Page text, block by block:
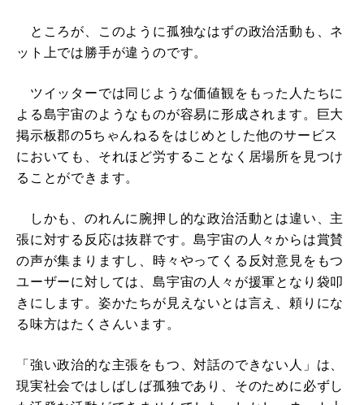
ところが、このように孤独なはずの政治活動も、ネ
ット上では勝手が違うのです。
ツイッターでは同じような価値観をもった人たちに
よる島宇宙のようなものが容易に形成されます。巨大
掲示板郡の5ちゃんねるをはじめとした他のサービス
においても、それほど労することなく居場所を見つけ
ることができます。
しかも、のれんに腕押し的な政治活動とは違い、主
張に対する反応は抜群です。島宇宙の人々からは賞賛
の声が集まりますし、時々やってくる反対意見をもつ
ユーザーに対しては、島宇宙の人々が援軍となり袋叩
きにします。姿かたちが見えないとは言え、頼りにな
る味方はたくさんいます。
「強い政治的な主張をもつ、対話のできない人」は、
現実社会ではしばしば孤独であり、そのために必ずし